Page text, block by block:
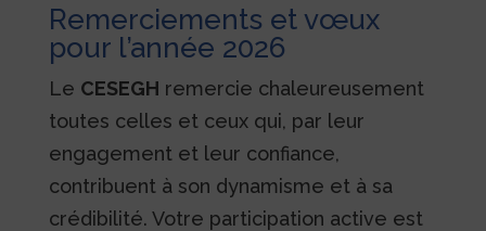
Remerciements et vœux
pour l’année 2026
Le CESEGH remercie chaleureusement
toutes celles et ceux qui, par leur
engagement et leur confiance,
contribuent à son dynamisme et à sa
crédibilité. Votre participation active est